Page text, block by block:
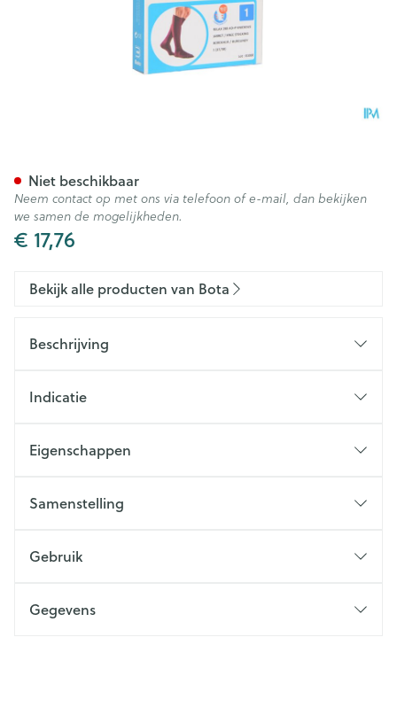
€ 17,76
Niet beschikbaar
Neem contact op met ons via telefoon of e-mail, dan bekijken
we samen de mogelijkheden.
Bekijk alle producten van Bota
Beschrijving
Indicatie
Eigenschappen
Samenstelling
Gebruik
Gegevens